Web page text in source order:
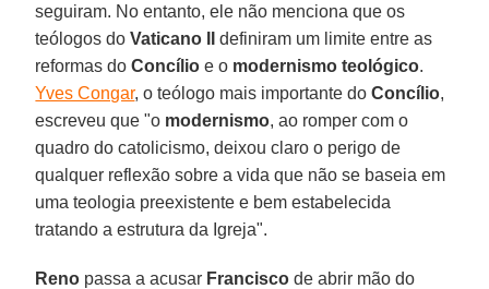
seguiram. No entanto, ele não menciona que os
teólogos doVaticano II
definiram um limite entre as
reformas doConcílio e o modernismo teológico.
Yves Congar, o teólogo mais importante doConcílio,
escreveu que "o modernismo, ao romper com o
quadro do catolicismo, deixou claro o perigo de
qualquer reflexão sobre a vida que não se baseia em
uma teologia preexistente e bem estabelecida
tratando a estrutura da Igreja".
Reno passa a acusar Francisco de abrir mão do